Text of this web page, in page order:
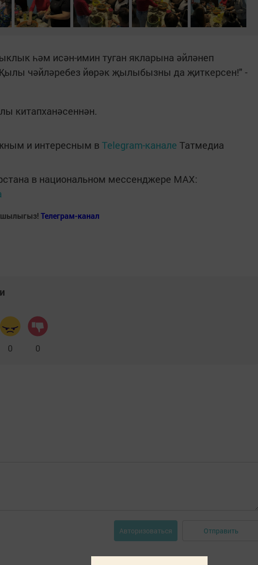
һәм исән-имин туган якларына әйләнеп
чәйләребез йөрәк җылыбызны да җиткерсен!" -
китапханәсеннән.
и интересным в Telegram-канале Татмедиа
в национальном мессенджере MАХ:
Телеграм-канал
0 0
Авторизоваться Отправить